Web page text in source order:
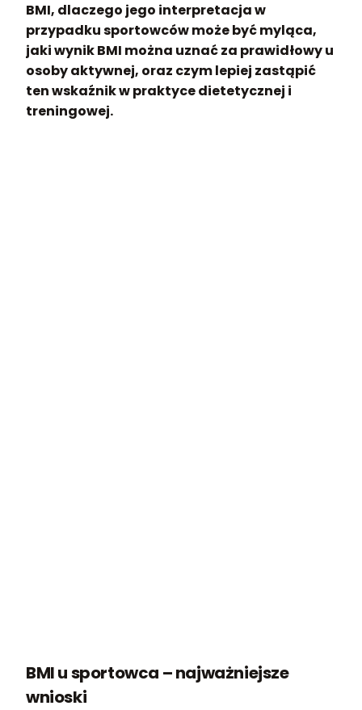
BMI, dlaczego jego interpretacja w
przypadku sportowców może być myląca,
jaki wynik BMI można uznać za prawidłowy u
osoby aktywnej, oraz czym lepiej zastąpić
ten wskaźnik w praktyce dietetycznej i
treningowej.
BMI u sportowca – najważniejsze
wnioski